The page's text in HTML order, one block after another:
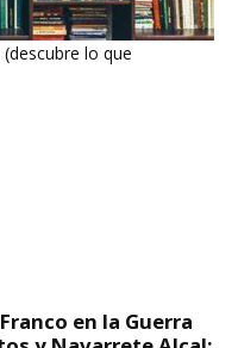
(descubre lo que